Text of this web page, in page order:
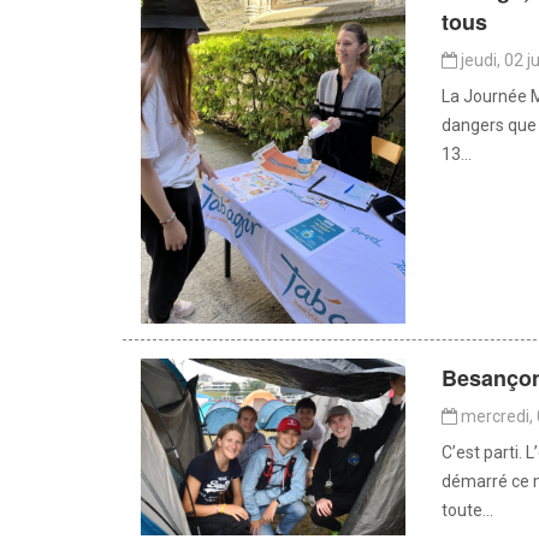
tous
jeudi, 02
La Journée
dangers
13...
mercredi,
C’est parti.
démarré ce
toute...